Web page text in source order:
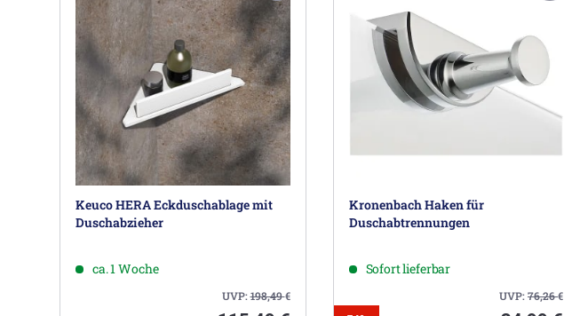
Keuco HERA Eckduschablage mit
Duschabzieher
ca. 1 Woche
UVP:198,49€
Kronenbach Haken für
Duschabtrennungen
Sofort lieferbar
UVP:76,26€